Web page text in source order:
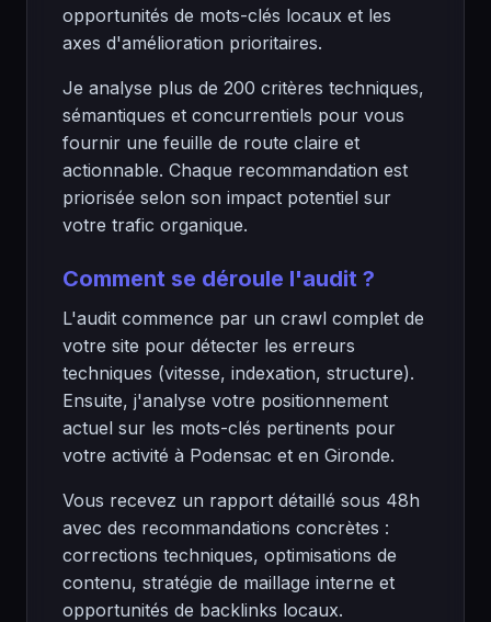
opportunités de mots-clés locaux et les
axes d'amélioration prioritaires.
Je analyse plus de 200 critères techniques,
sémantiques et concurrentiels pour vous
fournir une feuille de route claire et
actionnable. Chaque recommandation est
priorisée selon son impact potentiel sur
votre trafic organique.
Comment se déroule l'audit ?
L'audit commence par un crawl complet de
votre site pour détecter les erreurs
techniques (vitesse, indexation, structure).
Ensuite, j'analyse votre positionnement
actuel sur les mots-clés pertinents pour
votre activité à Podensac et en Gironde.
Vous recevez un rapport détaillé sous 48h
avec des recommandations concrètes :
corrections techniques, optimisations de
contenu, stratégie de maillage interne et
opportunités de backlinks locaux.